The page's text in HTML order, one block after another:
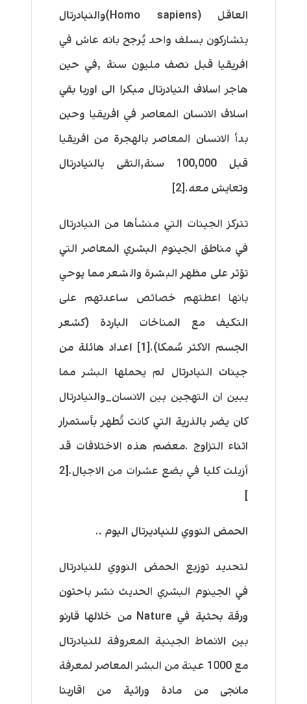
العاقل (Homo sapiens)والنيادرتال
يتشاركون بسلف واحد يُرجح بانه عاش في
افريقيا قبل نصف مليون سنة ,في حين
هاجر اسلاف النيادرتال مبكرا الى اوربا بقي
اسلاف الانسان المعاصر في افريقيا وحين
بدأ الانسان المعاصر بالهجرة من افريقيا
قبل 100,000 سنة,التقى بالنيادرتال
وتعايش معه.[2]
تتركز الجينات التي منشأها من النيادرتال
في مناطق الجينوم البشري المعاصر التي
تؤثر على مظهر البشرة والشعر مما يوحي
بانها اعطتهم خصائص ساعدتهم على
التكيف مع المناخات الباردة (كشعر
الجسم الاكثر سُمكا).[1] اعداد هائلة من
جينات النيادرتال لم يحملها البشر مما
يبين ان التهجين بين الانسان_والنيادرتال
كان يضر بالذرية التي كانت تُطهر بأستمرار
اثناء التزاوج .معضم هذه الاختلافات قد
أزيلت كليا في بضع عشرات من الاجيال.[2
]
الحمض النووي للنياديرتال اليوم ..
لتحديد توزيع الحمض النووي للنيادرتال
في الجينوم البشري الحديث نشر باحثون
ورقة بحثية في Nature من خلالها قارنو
بين الانماط الجينية المعروفة للنيادرتال
مع 1000 عينة من البشر المعاصر لمعرفة
مانجى من مادة وراثية من اقاربنا